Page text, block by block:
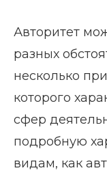
Авторитет
разных
несколько
которого
сфер
подробную
видам, как